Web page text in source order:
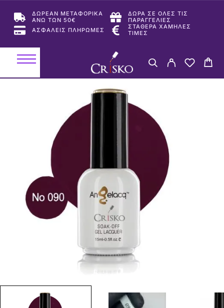
ΔΩΡΕΑΝ ΜΕΤΑΦΟΡΙΚΑ
ΑΝΩ ΤΩΝ 50€
ΔΩΡΑ ΣΕ ΟΛΕΣ ΤΙΣ
ΠΑΡΑΓΓΕΛΙΕΣ
ΑΣΦΑΛΕΙΣ ΠΛΗΡΩΜΕΣ
ΣΤΑΘΕΡΑ ΧΑΜΗΛΕΣ
ΤΙΜΕΣ